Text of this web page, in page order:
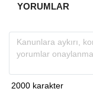
YORUMLAR